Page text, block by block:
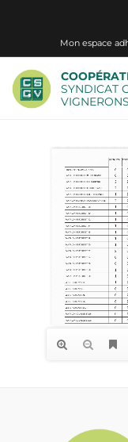
Mon espace
SYNDICAT
VIGNERONS